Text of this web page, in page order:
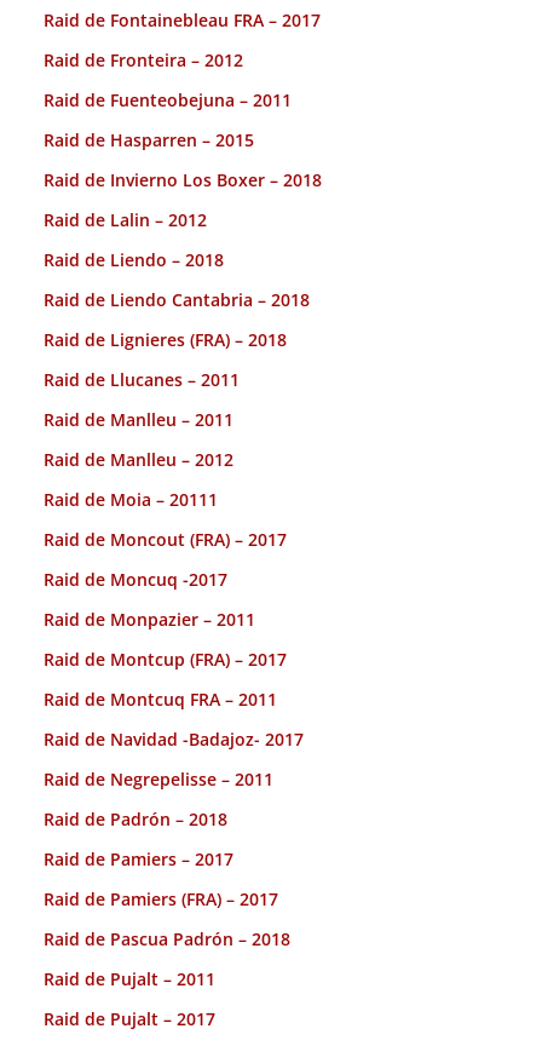
Raid de Fontainebleau FRA – 2017
Raid de Fronteira – 2012
Raid de Fuenteobejuna – 2011
Raid de Hasparren – 2015
Raid de Invierno Los Boxer – 2018
Raid de Lalin – 2012
Raid de Liendo – 2018
Raid de Liendo Cantabria – 2018
Raid de Lignieres (FRA) – 2018
Raid de Llucanes – 2011
Raid de Manlleu – 2011
Raid de Manlleu – 2012
Raid de Moia – 20111
Raid de Moncout (FRA) – 2017
Raid de Moncuq -2017
Raid de Monpazier – 2011
Raid de Montcup (FRA) – 2017
Raid de Montcuq FRA – 2011
Raid de Navidad -Badajoz- 2017
Raid de Negrepelisse – 2011
Raid de Padrón – 2018
Raid de Pamiers – 2017
Raid de Pamiers (FRA) – 2017
Raid de Pascua Padrón – 2018
Raid de Pujalt – 2011
Raid de Pujalt – 2017